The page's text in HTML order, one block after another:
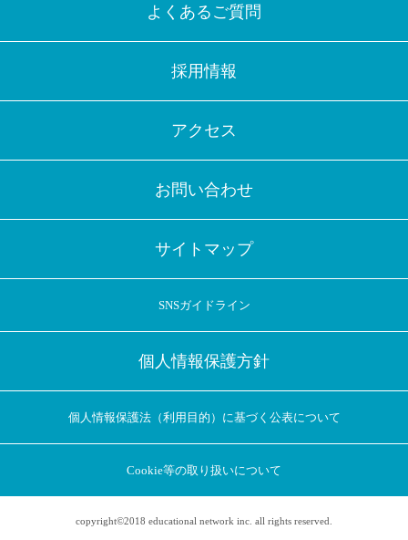
アプリに切り替えてみませんか
よくあるご質問
採用情報
アクセス
お問い合わせ
サイトマップ
SNSガイドライン
個人情報保護方針
個人情報保護法（利用目的）に基づく公表について
Cookie等の取り扱いについて
copyright©2018 educational network inc. all rights reserved.